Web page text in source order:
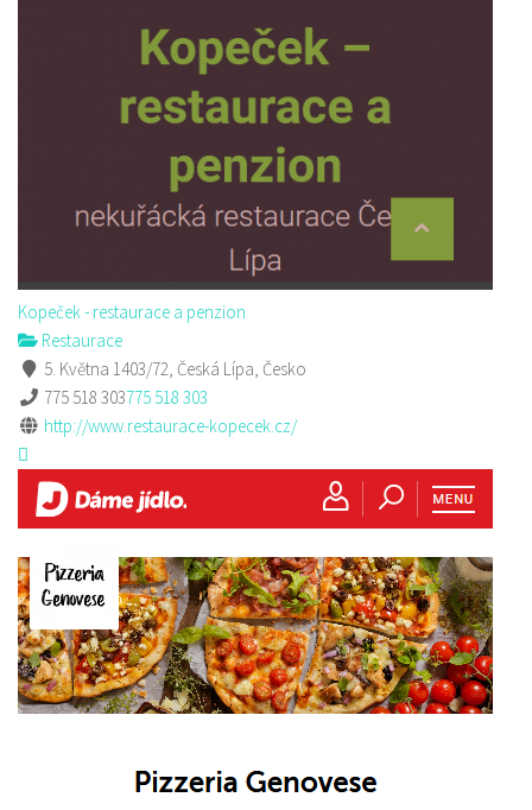
Kopeček - restaurace a penzion
Restaurace
5. Května 1403/72, Česká Lípa, Česko
775 518 303775 518 303
http://www.restaurace-kopecek.cz/